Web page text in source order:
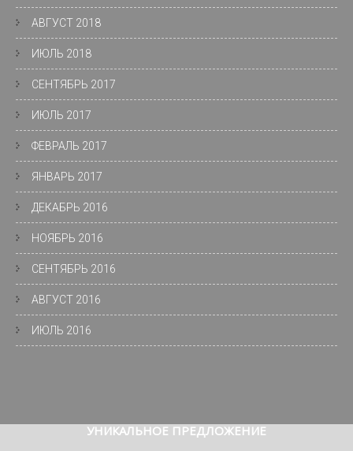
АВГУСТ 2018
ИЮЛЬ 2018
СЕНТЯБРЬ 2017
ИЮЛЬ 2017
ФЕВРАЛЬ 2017
ЯНВАРЬ 2017
ДЕКАБРЬ 2016
НОЯБРЬ 2016
СЕНТЯБРЬ 2016
АВГУСТ 2016
ИЮЛЬ 2016
УНИКАЛЬНОЕ ПРЕДЛОЖЕНИЕ